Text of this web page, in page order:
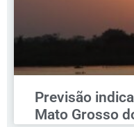
Previsão
Mato Grosso